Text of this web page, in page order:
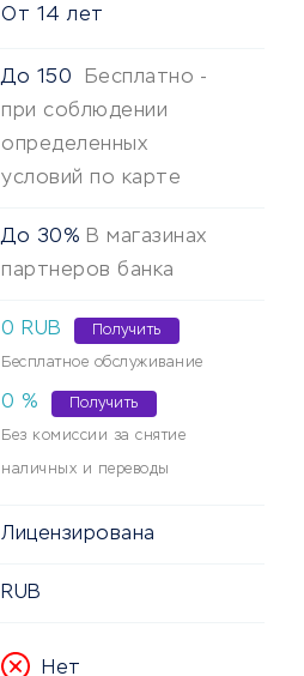
От 14 лет
До 150
Бесплатно -
при соблюдении
определенных
условий по карте
До 30% В магазинах
партнеров банка
0 RUB Получить
Бесплатное обслуживание
0 % Получить
Без комиссии за снятие
наличных и переводы
Лицензирована
RUB
Нет